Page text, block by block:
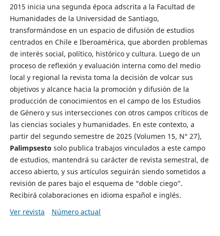
2015 inicia una segunda época adscrita a la Facultad de
Humanidades de la Universidad de Santiago,
transformándose en un espacio de difusión de estudios
centrados en Chile e Iberoamérica, que aborden problemas
de interés social, político, histórico y cultura. Luego de un
proceso de reflexión y evaluación interna como del medio
local y regional la revista toma la decisión de volcar sus
objetivos y alcance hacia la promoción y difusión de la
producción de conocimientos en el campo de los Estudios
de Género y sus intersecciones con otros campos críticos de
las ciencias sociales y humanidades. En este contexto, a
partir del segundo semestre de 2025 (Volumen 15, N° 27),
Palimpsesto solo publica trabajos vinculados a este campo
de estudios, mantendrá su carácter de revista semestral, de
acceso abierto, y sus artículos seguirán siendo sometidos a
revisión de pares bajo el esquema de “doble ciego”.
Recibirá colaboraciones en idioma español e inglés.
Ver revista
Número actual